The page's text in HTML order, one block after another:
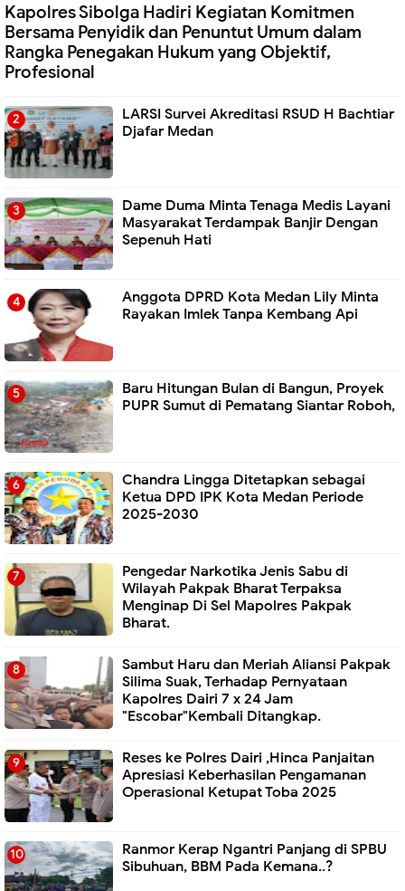
Kapolres Sibolga Hadiri Kegiatan Komitmen
Bersama Penyidik dan Penuntut Umum dalam
Rangka Penegakan Hukum yang Objektif,
Profesional
LARSI Survei Akreditasi RSUD H Bachtiar
Djafar Medan
Dame Duma Minta Tenaga Medis Layani
Masyarakat Terdampak Banjir Dengan
Sepenuh Hati
Anggota DPRD Kota Medan Lily Minta
Rayakan Imlek Tanpa Kembang Api
Baru Hitungan Bulan di Bangun, Proyek
PUPR Sumut di Pematang Siantar Roboh,
Chandra Lingga Ditetapkan sebagai
Ketua DPD IPK Kota Medan Periode
2025-2030
Pengedar Narkotika Jenis Sabu di
Wilayah Pakpak Bharat Terpaksa
Menginap Di Sel Mapolres Pakpak
Bharat.
Sambut Haru dan Meriah Aliansi Pakpak
Silima Suak, Terhadap Pernyataan
Kapolres Dairi 7 x 24 Jam
"Escobar"Kembali Ditangkap.
Reses ke Polres Dairi ,Hinca Panjaitan
Apresiasi Keberhasilan Pengamanan
Operasional Ketupat Toba 2025
Ranmor Kerap Ngantri Panjang di SPBU
Sibuhuan, BBM Pada Kemana..?